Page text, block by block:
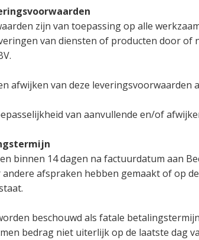
zijn van toepassing op alle
van diensten of producten door of
afwijken van deze
van aanvullende en/of
binnen 14 dagen na factuurdatum aan
afspraken hebben gemaakt of op
beschouwd als fatale
bedrag niet uiterlijk op de laatste dag